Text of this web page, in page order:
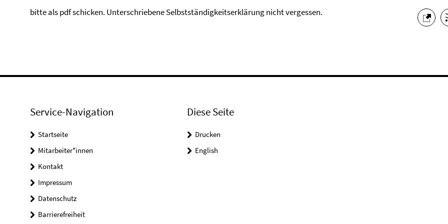
bitte als pdf schicken. Unterschriebene Selbstständigkeitserklärung nicht vergessen.
Service-Navigation
Startseite
Mitarbeiter*innen
Kontakt
Impressum
Datenschutz
Barrierefreiheit
Diese Seite
Drucken
English